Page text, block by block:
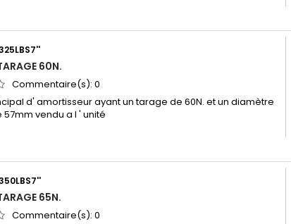
60N.
Commentaire(s): 0
d' amortisseur ayant un tarage de 60N. et un diamètre
vendu a l ' unité
65N.
Commentaire(s): 0